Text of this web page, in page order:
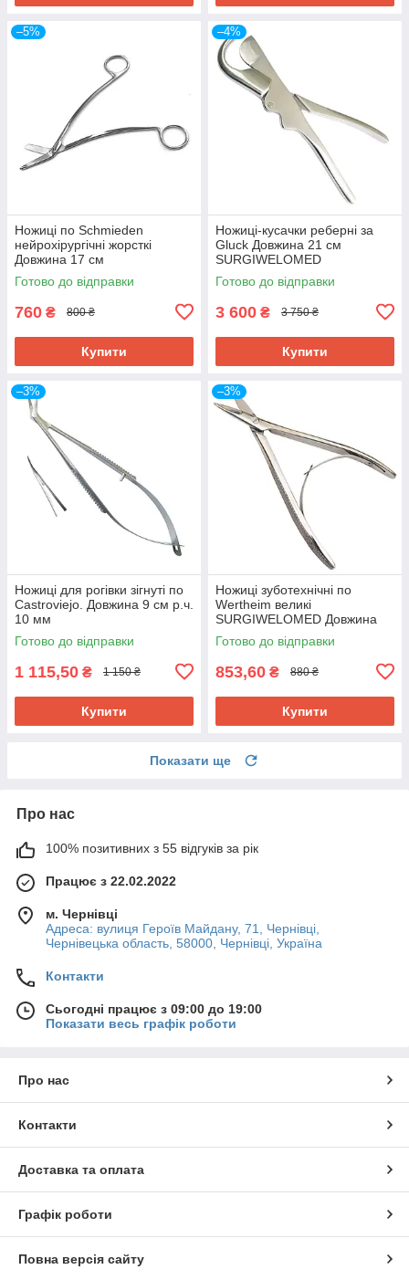
–5%
Ножиці по Schmieden
нейрохірургічні жорсткі
Довжина 17 см
SURGIWELOMED
Готово до відправки
760 ₴ 800 ₴
Купити
–4%
Ножиці-кусачки реберні за
Gluck Довжина 21 см
SURGIWELOMED
Готово до відправки
3 600 ₴ 3 750 ₴
Купити
–3%
Ножиці для рогівки зігнуті по
Castroviejo. Довжина 9 см р.ч.
10 мм
Готово до відправки
1 115,50 ₴ 1 150 ₴
Купити
–3%
Ножиці зуботехнічні по
Wertheim великі
SURGIWELOMED Довжина
19,0 см
Готово до відправки
853,60 ₴ 880 ₴
Купити
Показати ще
Про нас
100% позитивних з 55 відгуків за рік
Працює з 22.02.2022
м. Чернівці
Адреса: вулиця Героїв Майдану, 71, Чернівці,
Чернівецька область, 58000, Чернівці, Україна
Контакти
Сьогодні працює з 09:00 до 19:00
Показати весь графік роботи
Про нас
Контакти
Доставка та оплата
Графік роботи
Повна версія сайту